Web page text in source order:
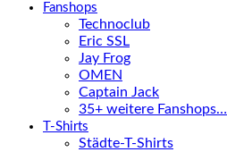
Fanshops
Technoclub
Eric SSL
Jay Frog
OMEN
Captain Jack
35+ weitere Fanshops…
T-Shirts
Städte-T-Shirts